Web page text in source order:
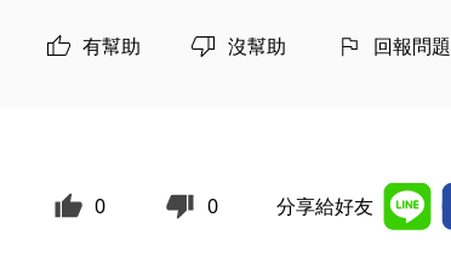
有幫助 沒幫助 回報問題
0 0 分享給好友